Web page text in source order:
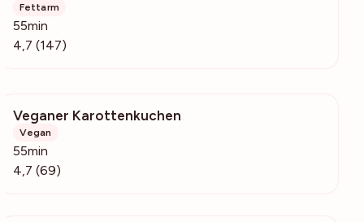
Fettarm
55min
4,7 (147)
Veganer Karottenkuchen
Vegan
55min
4,7 (69)